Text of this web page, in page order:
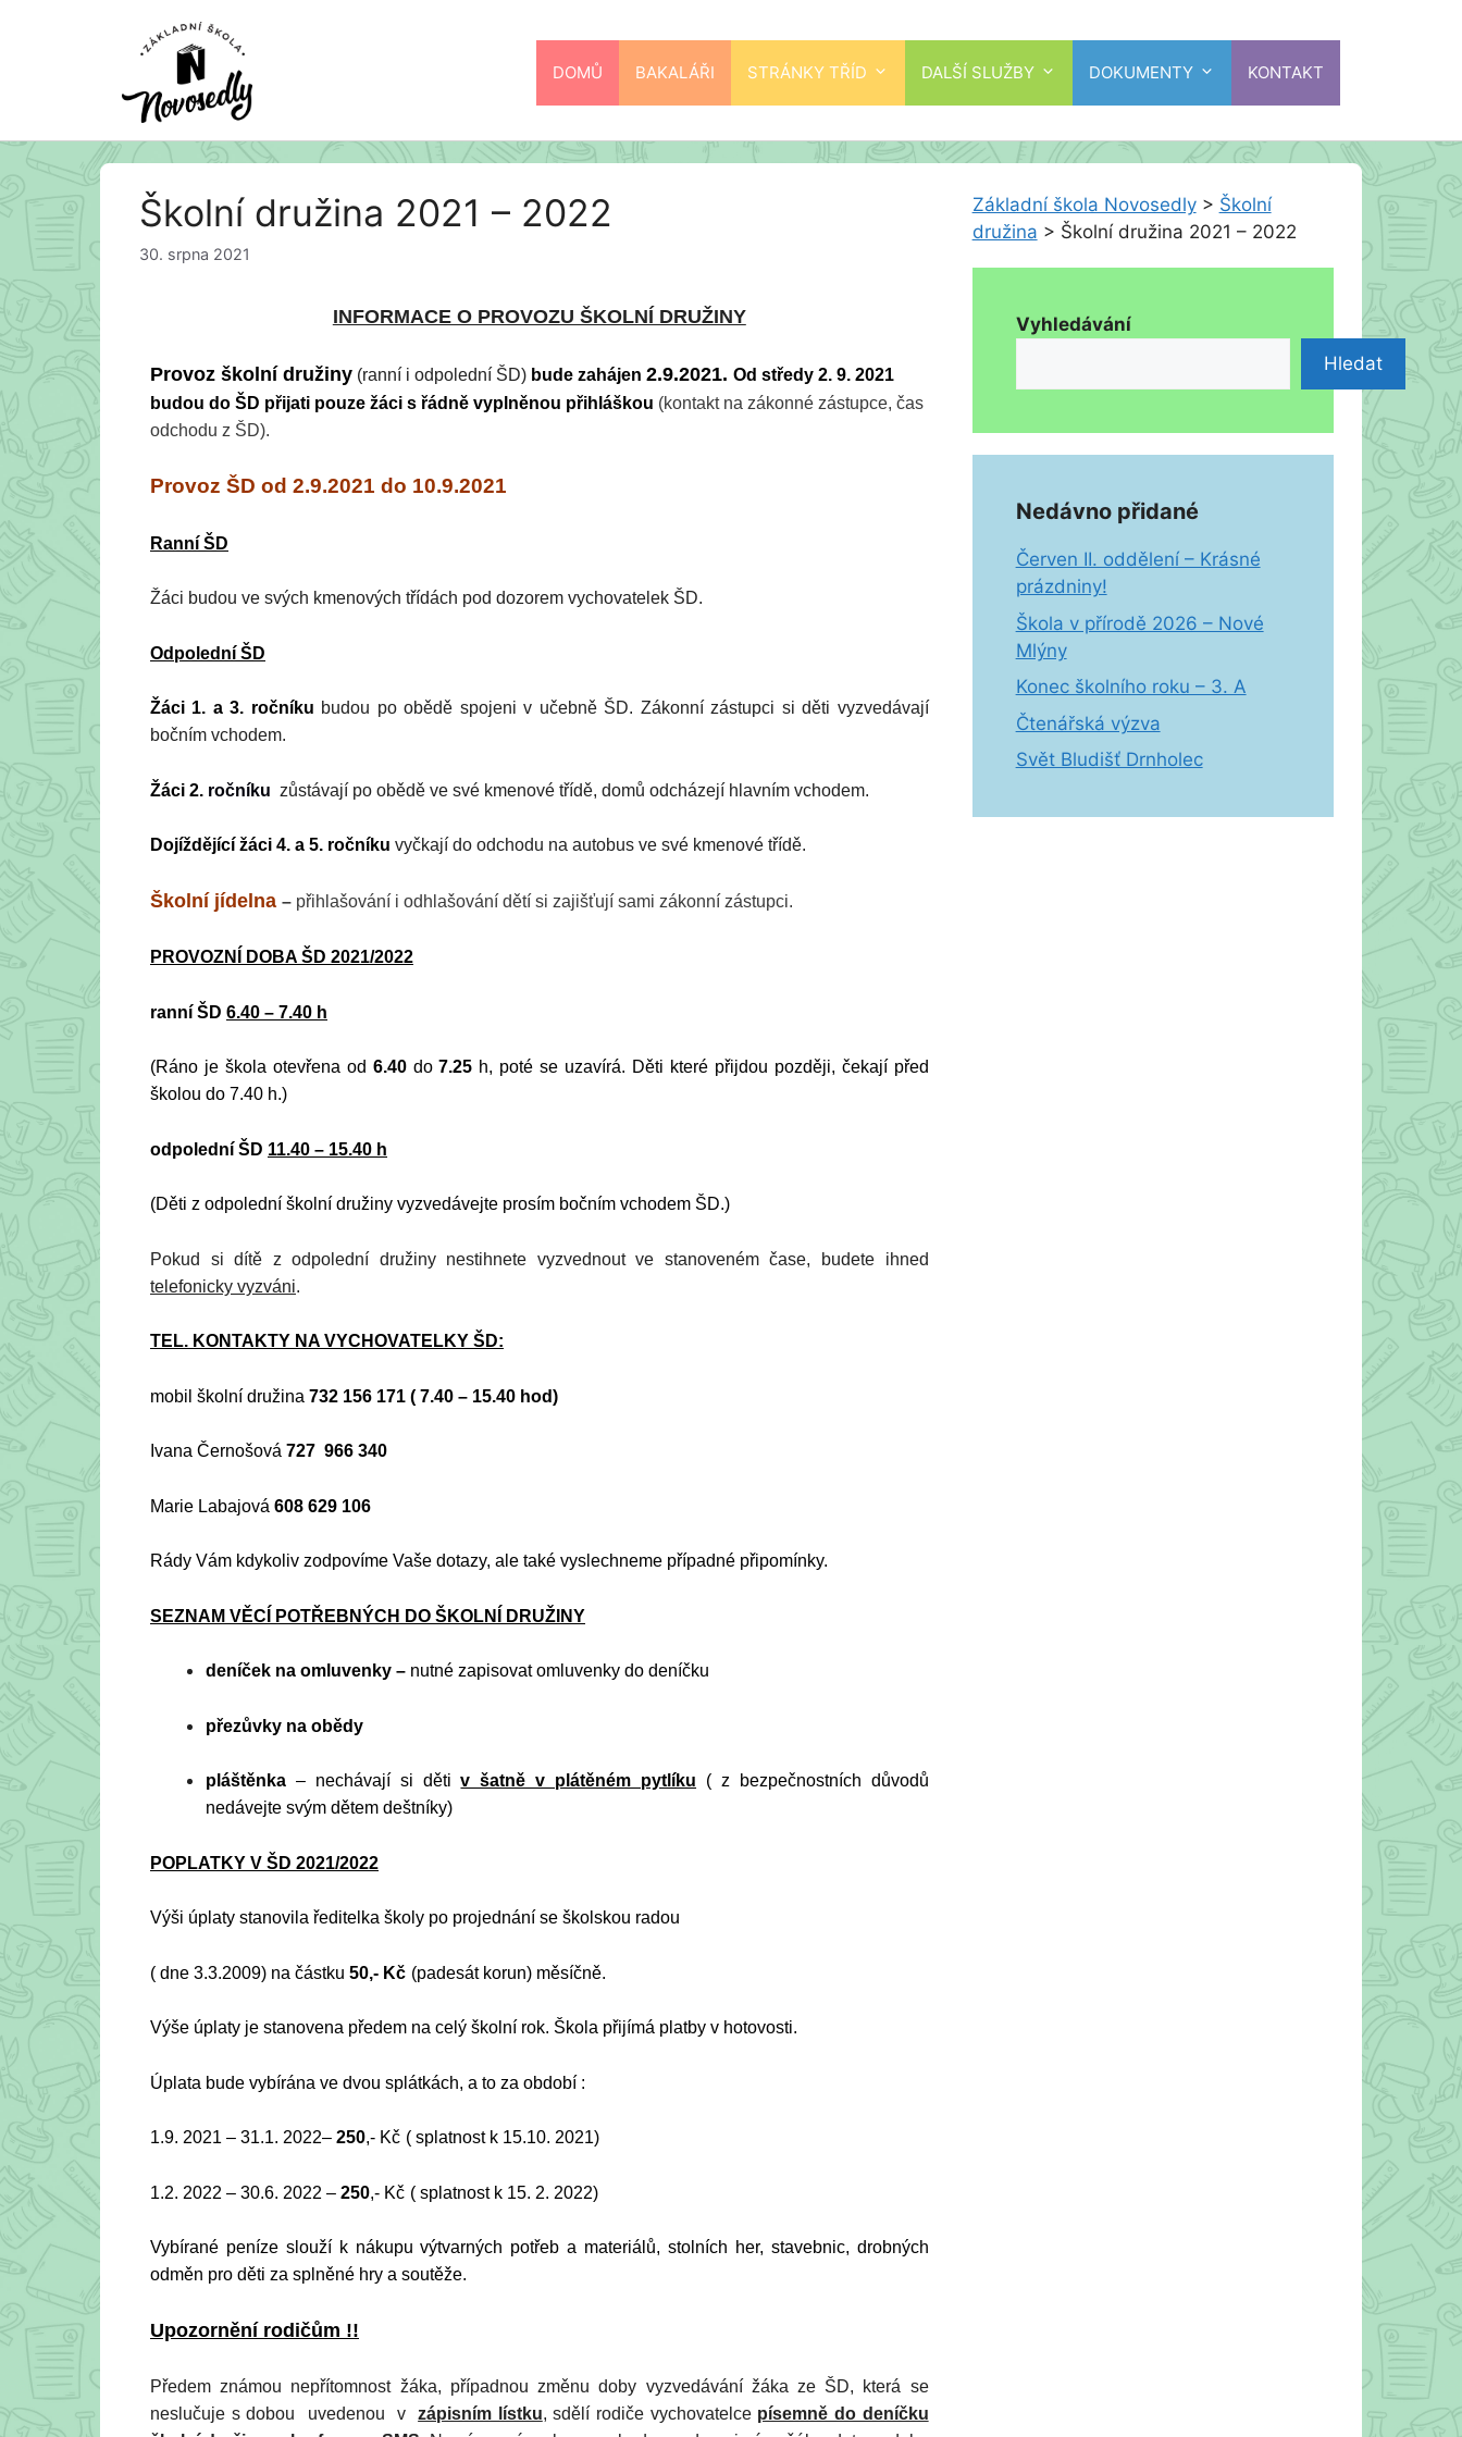
DOMŮ BAKALÁŘI STRÁNKY TŘÍD DALŠÍ SLUŽBY DOKUMENTY KONTAKT
Školní družina 2021 – 2022
30. srpna 2021
INFORMACE O PROVOZU ŠKOLNÍ DRUŽINY
Provoz školní družiny (ranní i odpolední ŠD) bude zahájen 2.9.2021. Od středy 2. 9. 2021
budou do ŠD přijati pouze žáci s řádně vyplněnou přihláškou (kontakt na zákonné zástupce, čas
odchodu z ŠD).
Provoz ŠD od 2.9.2021 do 10.9.2021
Ranní ŠD
Žáci budou ve svých kmenových třídách pod dozorem vychovatelek ŠD.
Odpolední ŠD
Žáci 1. a 3. ročníku budou po obědě spojeni v učebně ŠD. Zákonní zástupci si děti vyzvedávají
bočním vchodem.
Žáci 2. ročníku zůstávají po obědě ve své kmenové třídě, domů odcházejí hlavním vchodem.
Dojíždějící žáci 4. a 5. ročníku vyčkají do odchodu na autobus ve své kmenové třídě.
Školní jídelna – přihlašování i odhlašování dětí si zajišťují sami zákonní zástupci.
PROVOZNÍ DOBA ŠD 2021/2022
ranní ŠD 6.40 – 7.40 h
(Ráno je škola otevřena od 6.40do7.25 h, poté se uzavírá. Děti které přijdou později, čekají před
školou do 7.40 h.)
odpolední ŠD 11.40 – 15.40 h
(Děti z odpolední školní družiny vyzvedávejte prosím bočním vchodem ŠD.)
Pokud si dítě z odpolední družiny nestihnete vyzvednout ve stanoveném čase, budete ihned
telefonicky vyzváni.
TEL. KONTAKTY NA VYCHOVATELKY ŠD:
mobil školní družina 732 156 171 ( 7.40 – 15.40 hod)
Ivana Černošová 727 966 340
Marie Labajová 608 629 106
Rády Vám kdykoliv zodpovíme Vaše dotazy, ale také vyslechneme případné připomínky.
SEZNAM VĚCÍ POTŘEBNÝCH DO ŠKOLNÍ DRUŽINY
deníček na omluvenky – nutné zapisovat omluvenky do deníčku
přezůvky na obědy
pláštěnka – nechávají si dětiv šatně v plátěném pytlíku ( z bezpečnostních důvodů
nedávejte svým dětem deštníky)
POPLATKY V ŠD 2021/2022
Výši úplaty stanovila ředitelka školy po projednání se školskou radou
( dne 3.3.2009) na částku 50,- Kč (padesát korun) měsíčně.
Výše úplaty je stanovena předem na celý školní rok. Škola přijímá platby v hotovosti.
Úplata bude vybírána ve dvou splátkách, a to za období :
1.9. 2021 – 31.1. 2022– 250,- Kč ( splatnost k 15.10. 2021)
1.2. 2022 – 30.6. 2022 – 250,- Kč ( splatnost k 15. 2. 2022)
Vybírané peníze slouží k nákupu výtvarných potřeb a materiálů, stolních her, stavebnic, drobných
odměn pro děti za splněné hry a soutěže.
Upozornění rodičům !!
Předem známou nepřítomnost žáka, případnou změnu doby vyzvedávání žáka ze ŠD, která se
neslučuje s dobou uvedenou vzápisním lístku, sdělí rodiče vychovatelce písemně do deníčku
Základní škola Novosedly> Školní
družina > Školní družina 2021 – 2022
Vyhledávání
Hledat
Nedávno přidané
Červen II. oddělení – Krásné
prázdniny!
Škola v přírodě 2026 – Nové
Mlýny
Konec školního roku – 3. A
Čtenářská výzva
Svět Bludišť Drnholec